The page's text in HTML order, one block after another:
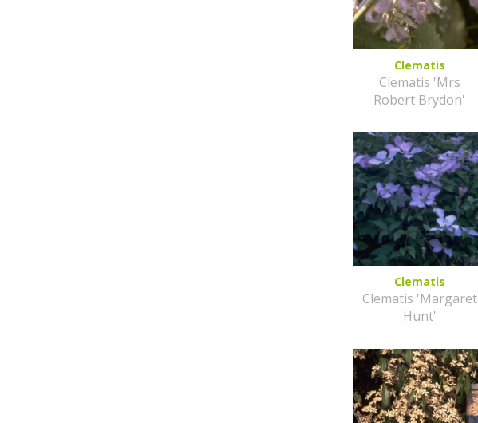
Clematis
Clematis 'Mrs
Robert Brydon'
Clematis
Clematis 'Margaret
Hunt'